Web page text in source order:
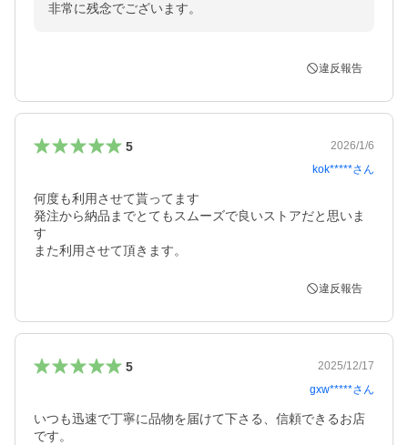
非常に残念でございます。
違反報告
5
2026/1/6
kok*****さん
何度も利用させて貰ってます
発注から納品までとてもスムーズで良いストアだと思いま
す
また利用させて頂きます。
違反報告
5
2025/12/17
gxw*****さん
いつも迅速で丁寧に品物を届けて下さる、信頼できるお店
です。